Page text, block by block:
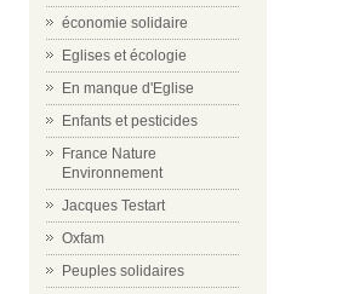
économie solidaire
Eglises et écologie
En manque d'Eglise
Enfants et pesticides
France Nature
Environnement
Jacques Testart
Oxfam
Peuples solidaires